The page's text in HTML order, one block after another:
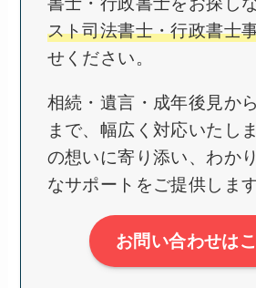
スト司法書士・行政書士
せください。
相続・遺言・成年後見か
まで、幅広く対応いたし
の想いに寄り添い、わか
なサポートをご提供します
お問い合わせは